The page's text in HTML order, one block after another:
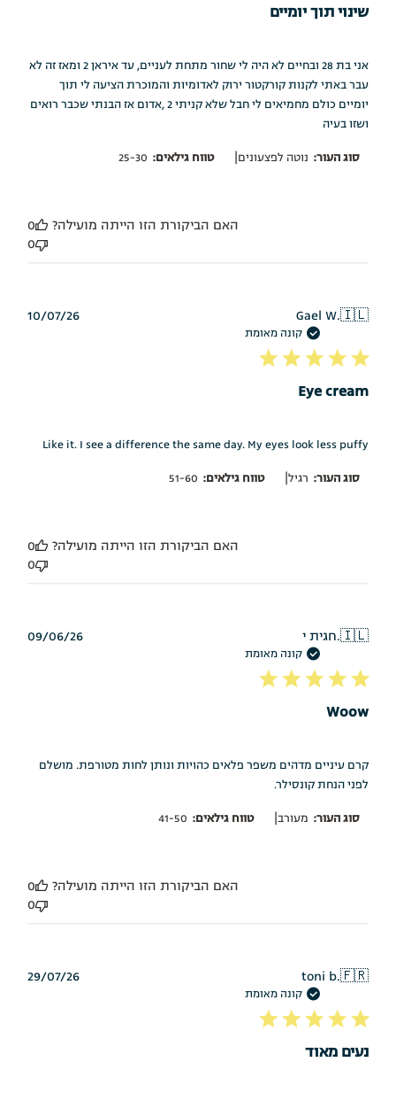
שינוי תוך יומיים
אני בת 28 ובחיים לא היה לי שחור מתחת לעניים, עד איראן 2 ומאז זה לא
עבר באתי לקנות קורקטור ירוק לאדומיות והמוכרת הציעה לי תוך
יומיים כולם מחמיאים לי חבל שלא קניתי 2 ,אדום אז הבנתי שכבר רואים
ושזו בעיה
סוג העור: נוטה לפצעונים| טווח גילאים: 25-30
האם הביקורת הזו הייתה מועילה?
0
0
🇮🇱
Gael W.
קונה מאומת
Eye cream
Like it. I see a difference the same day. My eyes look less puffy
סוג העור: רגיל| טווח גילאים: 51-60
תאריך
10/07/26
האם הביקורת הזו הייתה מועילה?
0
0
🇮🇱חגית י.
קונה מאומת
Woow
קרם עיניים מדהים משפר פלאים כהויות ונותן לחות מטורפת. מושלם
לפני הנחת קונסילר.
סוג העור: מעורב| טווח גילאים: 41-50
תאריך
09/06/26
האם הביקורת הזו הייתה מועילה?
0
0
🇫🇷
toni b.
קונה מאומת
נעים מאוד
תאריך
29/07/26